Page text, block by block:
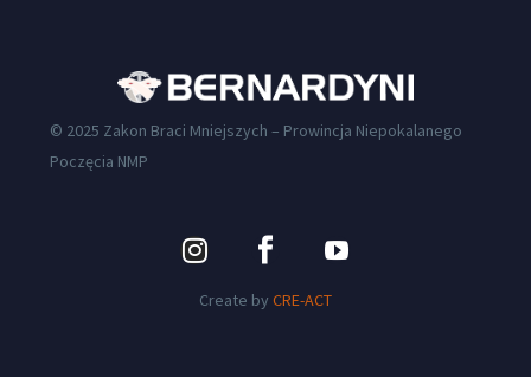
© 2025 Zakon Braci Mniejszych – Prowincja Niepokalanego
Poczęcia NMP
Create by CRE-ACT